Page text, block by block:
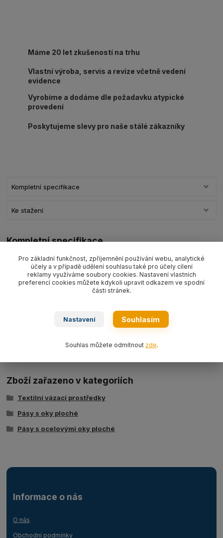
Máme 20 let zkušeností na trhu
Vlastní výroba, servis a revize včetně vedení
evidence
Vyrobíme a dodáme dle požadavku atypické
provedení
Poskytujeme slevy pro naše stálé zákazníky
Kompletní specifikace
Ke stažení
Kompletní specifikace
Pás s ocelovými oky plochý textilní s nosností 3000 kg/ délka L
dle výběru, šíře 90 mm,barva žlutá WLL3000 kg, PES typ
BBN3000,dvouvrstvý dle EN 1492-1.
Tabulka nosností - zvedací pásy typ BSB
Zboží zařazeno v kategoriích
Textilní vázací prostředky
Pásy s oky ploché
Pásy s ocelovými oky ploché
Informace o nás
O nás
Obchodní podmínky
Pro základní funkčnost, zpříjemnění používání webu, analytické
účely a v případě udělení souhlasu také pro účely cílení
reklamy využíváme soubory cookies. Nastavení vlastních
preferencí cookies můžete kdykoli upravit odkazem ve spodní
části stránek.
Nastavení Souhlasím
Souhlas můžete odmítnout zde.